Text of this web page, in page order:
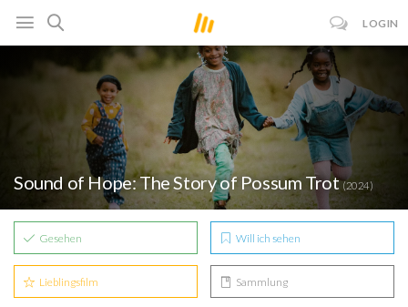
LOGIN
Sound of Hope: The Story of Possum Trot(2024)
Gesehen Will ich sehen
Lieblingsfilm Sammlung